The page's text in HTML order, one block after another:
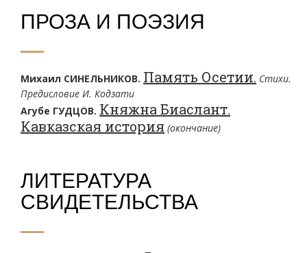
ПРОЗА И ПОЭЗИЯ
Михаил СИНЕЛЬНИКОВ. Память Осетии. Стихи.
Предисловие И. Кодзати
Агубе ГУДЦОВ. Княжна Биаслант.
Кавказская история (окончание)
ЛИТЕРАТУРА
СВИДЕТЕЛЬСТВА